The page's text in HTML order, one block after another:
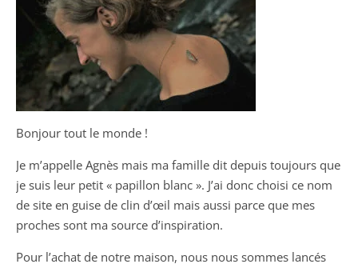
Bonjour tout le monde !
Je m’appelle Agnès mais ma famille dit depuis toujours que
je suis leur petit « papillon blanc ». J’ai donc choisi ce nom
de site en guise de clin d’œil mais aussi parce que mes
proches sont ma source d’inspiration.
Pour l’achat de notre maison, nous nous sommes lancés